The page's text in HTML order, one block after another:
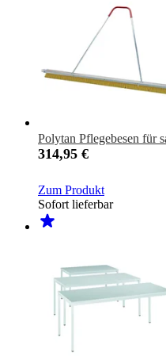
Polytan Pflegebesen für
314,95 €
Zum Produkt
Sofort lieferbar